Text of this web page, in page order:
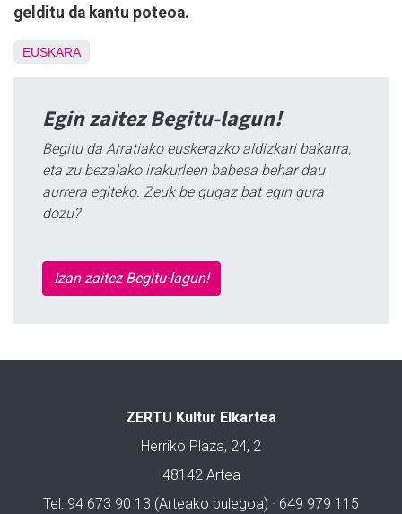
gelditu da kantu poteoa.
EUSKARA
Egin zaitez Begitu-lagun!
Begitu da Arratiako euskerazko aldizkari bakarra,
eta zu bezalako irakurleen babesa behar dau
aurrera egiteko. Zeuk be gugaz bat egin gura
dozu?
Izan zaitez Begitu-lagun!
ZERTU Kultur Elkartea
Herriko Plaza, 24, 2
48142 Artea
Tel: 94 673 90 13 (Arteako bulegoa) · 649 979 115